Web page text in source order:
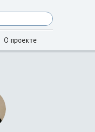
О проекте